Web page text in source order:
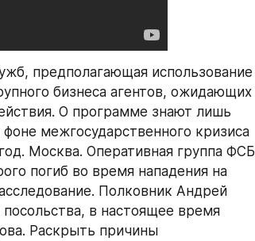
предполагающая использование
бизнеса агентов, ожидающих
О программе знают лишь
межгосударственного кризиса
Москва. Оперативная группа ФСБ
погиб во время нападения на
Полковник Андрей
в настоящее время
Раскрыть причины